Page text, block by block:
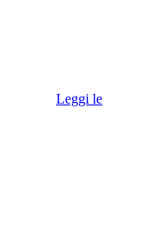
Leggi le